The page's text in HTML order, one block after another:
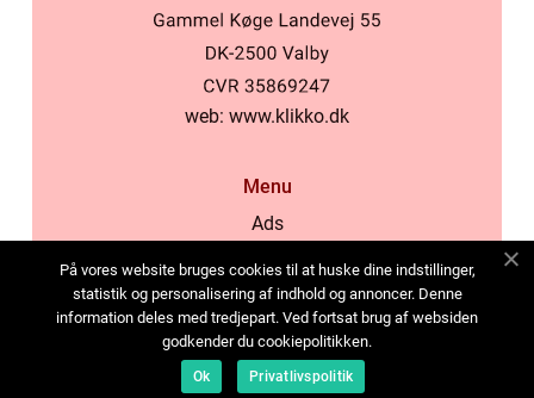
web: www.klikko.dk
Menu
Ads
Cookies
Contact
Sitemap
På vores website bruges cookies til at huske dine indstillinger,
statistik og personalisering af indhold og annoncer. Denne
information deles med tredjepart. Ved fortsat brug af websiden
godkender du cookiepolitikken.
Ok Privatlivspolitik